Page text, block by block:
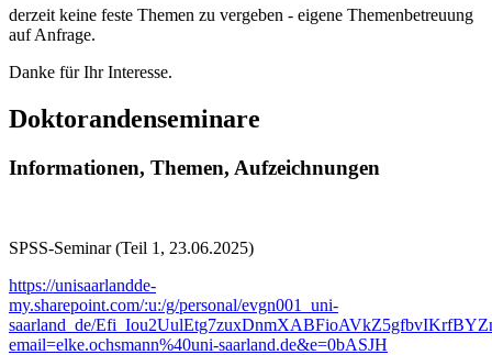
derzeit keine feste Themen zu vergeben - eigene Themenbetreuung
auf Anfrage.
Danke für Ihr Interesse.
Doktorandenseminare
Informationen, Themen, Aufzeichnungen
SPSS-Seminar (Teil 1, 23.06.2025)
https://unisaarlandde-
my.sharepoint.com/:u:/g/personal/evgn001_uni-
saarland_de/
email=elke.ochsmann%40uni-saarland.de&e=0bASJH